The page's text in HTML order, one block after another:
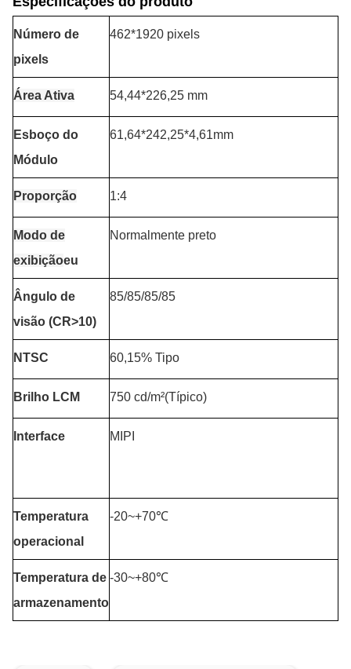
Número de
pixels
462*1920 pixels
Área Ativa 54,44*226,25 mm
Esboço do
Módulo
61,64*242,25*4,61mm
Proporção 1:4
Modo de
exibiçãoeu
Normalmente preto
Ângulo de
visão (CR>10)
85/85/85/85
NTSC 60,15% Tipo
Brilho LCM 750 cd/m²(Típico)
Interface MIPI
Temperatura
operacional
-20~+70℃
Temperatura de
armazenamento
-30~+80℃